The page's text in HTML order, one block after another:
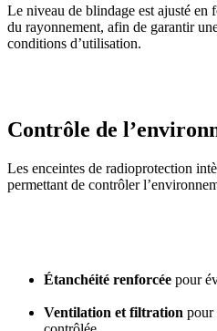
Le niveau de blindage est ajusté en
du rayonnement, afin de garantir
conditions d’utilisation.
Contrôle de
Les enceintes de radioprotection
permettant de contrôler
Étanchéité renforcée pour
Ventilation et filtration pour